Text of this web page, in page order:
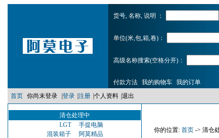
货号, 名称, 说明 ：
单位(米,包,箱,卷)：
高级名称搜索(空格分开)：
付款方法 我的购物车 我的订单
首页 你尚末登录 登录 注册 个人资料 退出
清仓处理中
LGT
手提电脑
混装箱子
阿莫精品
你的位置: 首页 -> 清仓